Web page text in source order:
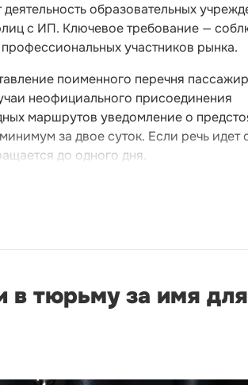
образовательных
с ИП. Ключевое требование —
участников рынка.
поименного перечня
неофициального присоединения
маршрутов уведомление о
за двое суток. Если речь идет
до одного дня.
в тюрьму за имя